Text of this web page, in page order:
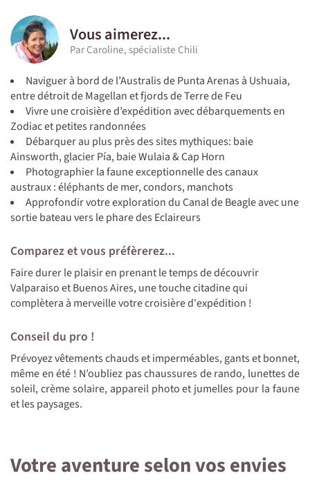
Vous aimerez...
Par Caroline, spécialiste Chili
Naviguer à bord de l’Australis de Punta Arenas à Ushuaia,
entre détroit de Magellan et fjords de Terre de Feu
Vivre une croisière d’expédition avec débarquements en
Zodiac et petites randonnées
Débarquer au plus près des sites mythiques: baie
Ainsworth, glacier Pía, baie Wulaia & Cap Horn
Photographier la faune exceptionnelle des canaux
austraux : éléphants de mer, condors, manchots
Approfondir votre exploration du Canal de Beagle avec une
sortie bateau vers le phare des Eclaireurs
Comparez et vous préfèrerez...
Faire durer le plaisir en prenant le temps de découvrir
Valparaiso et Buenos Aires, une touche citadine qui
complètera à merveille votre croisière d'expédition !
Conseil du pro !
Prévoyez vêtements chauds et imperméables, gants et bonnet,
même en été ! N’oubliez pas chaussures de rando, lunettes de
soleil, crème solaire, appareil photo et jumelles pour la faune
et les paysages.
Votre aventure selon vos envies